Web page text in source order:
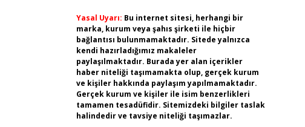
Yasal Uyarı: Bu internet sitesi, herhangi bir
marka, kurum veya şahıs şirketi ile hiçbir
bağlantısı bulunmamaktadır. Sitede yalnızca
kendi hazırladığımız makaleler
paylaşılmaktadır. Burada yer alan içerikler
haber niteliği taşımamakta olup, gerçek kurum
ve kişiler hakkında paylaşım yapılmamaktadır.
Gerçek kurum ve kişiler ile isim benzerlikleri
tamamen tesadüfidir. Sitemizdeki bilgiler taslak
halindedir ve tavsiye niteliği taşımazlar.